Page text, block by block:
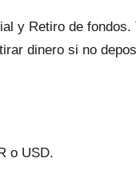
y Retiro de fondos.
dinero si no
o USD.